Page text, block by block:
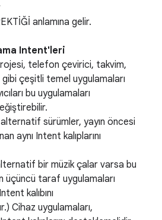
anlamına gelir.
Intent'leri
telefon çevirici, takvim,
çeşitli temel uygulamaları
bu uygulamaları
sürümler, yayın öncesi
aynı Intent kalıplarını
bir müzik çalar varsa bu
üçüncü taraf uygulamaları
kalıbını
Cihaz uygulamaları,